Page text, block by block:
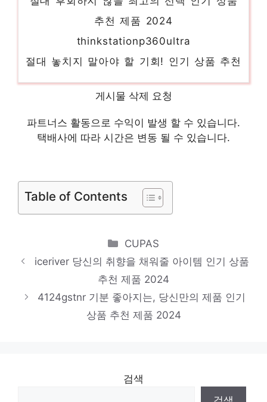
절대 놓치지 말아야 할 기회! 인기 상품 추천
dellr4504309y
제품 2024
추천 제품 2024
델t350
dell3660
제한된 시간, 무한한 가치 인기 상품 추천 제
품 2024
게시물 삭제 요청
파트너스 활동으로 수익이 발생 할 수 있습니다.
택배사에 따라 시간은 변동 될 수 있습니다.
Table of Contents
Categories
CUPAS
iceriver 당신의 취향을 채워줄 아이템 인기 상품
추천 제품 2024
4124gstnr 기분 좋아지는, 당신만의 제품 인기
상품 추천 제품 2024
검색